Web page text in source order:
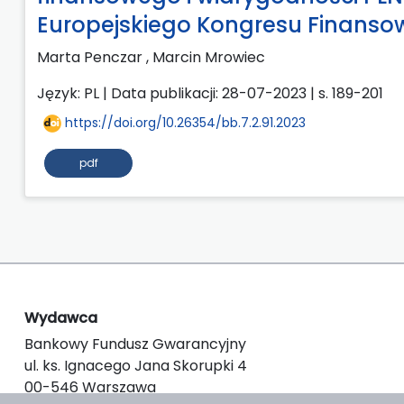
Europejskiego Kongresu
Marta Penczar, Marcin Mrowiec
Język: PL | Data publikacji: 28-07-2023 | s. 189-201
https://doi.org/10.26354/bb.7.2.91.2023
pdf
Wydawca
Bankowy Fundusz Gwarancyjny
ul. ks. Ignacego Jana Skorupki 4
00-546 Warszawa